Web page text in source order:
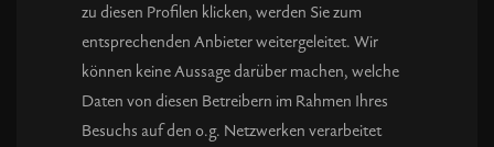
zu diesen Profilen klicken, werden Sie zum
entsprechenden Anbieter weitergeleitet. Wir
können keine Aussage darüber machen, welche
Daten von diesen Betreibern im Rahmen Ihres
Besuchs auf den o.g. Netzwerken verarbeitet